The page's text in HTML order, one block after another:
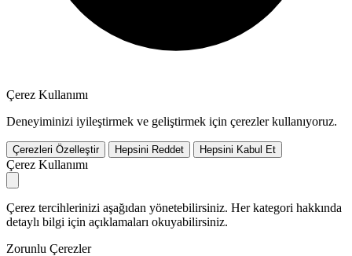
Çerez Kullanımı
Deneyiminizi iyileştirmek ve geliştirmek için çerezler kullanıyoruz.
Çerezleri Özelleştir Hepsini Reddet Hepsini Kabul Et
Çerez Kullanımı
Çerez tercihlerinizi aşağıdan yönetebilirsiniz. Her kategori hakkında
detaylı bilgi için açıklamaları okuyabilirsiniz.
Zorunlu Çerezler